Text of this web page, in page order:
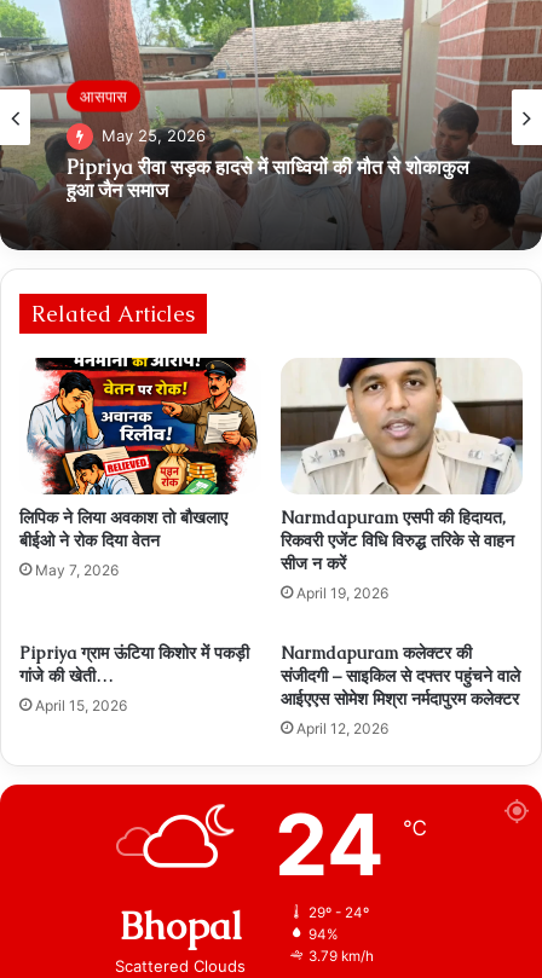
आसपास
May 25, 2026
Pipriya रीवा सड़क हादसे में साध्वियों की मौत से शोकाकुल
हुआ जैन समाज
Related Articles
लिपिक ने लिया अवकाश तो बौखलाए
बीईओ ने रोक दिया वेतन
May 7, 2026
Narmdapuram एसपी की हिदायत,
रिकवरी एजेंट विधि विरुद्ध तरिके से वाहन
सीज न करें
April 19, 2026
Pipriya ग्राम ऊंटिया किशोर में पकड़ी
गांजे की खेती…
April 15, 2026
Narmdapuram कलेक्टर की
संजीदगी – साइकिल से दफ्तर पहुंचने वाले
आईएएस सोमेश मिश्रा नर्मदापुरम कलेक्टर
April 12, 2026
Bhopal
Scattered Clouds
24 ℃
29º - 24º
94%
3.79 km/h